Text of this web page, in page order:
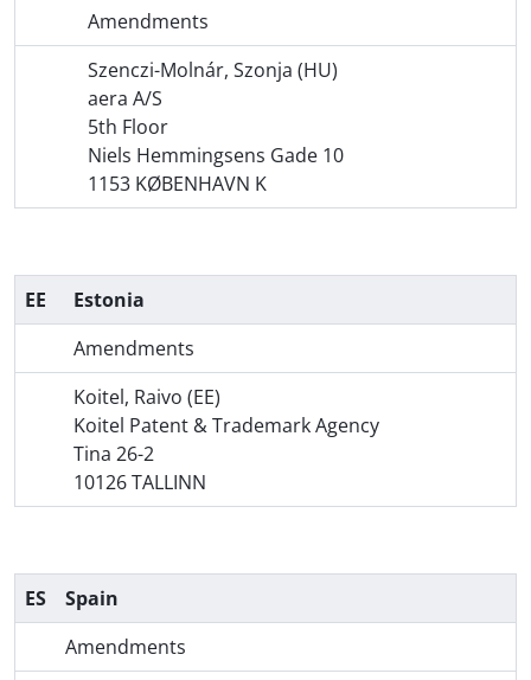
Amendments
Szenczi-Molnár, Szonja (HU)
aera A/S
5th Floor
Niels Hemmingsens Gade 10
1153 KØBENHAVN K
EE
Estonia
Amendments
Koitel, Raivo (EE)
Koitel Patent & Trademark Agency
Tina 26-2
10126 TALLINN
ES
Spain
Amendments